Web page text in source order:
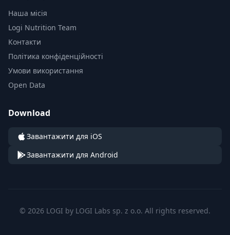
Наша місія
Logi Nutrition Team
Контакти
Політика конфіденційності
Умови використання
Open Data
Download
Завантажити для iOS
Завантажити для Android
© 2026 LOGI by LOGI Labs sp. z o.o. All rights reserved.